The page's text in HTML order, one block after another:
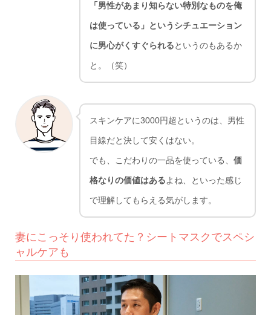
「男性があまり知らない特別なものを俺
は使っている」というシチュエーション
に男心がくすぐられるというのもあるか
と。（笑）
スキンケアに3000円超というのは、男性
目線だと決して安くはない。
でも、こだわりの一品を使っている、 価
格なりの価値はあるよね、といった感じ
で理解してもらえる気がします。
妻にこっそり使われてた？シートマスクでスペシ
ャルケアも